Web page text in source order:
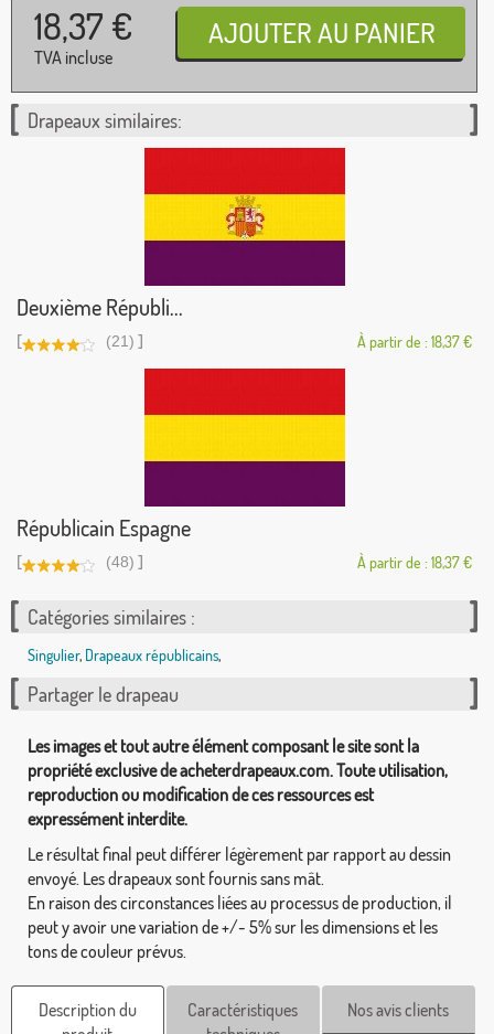
18,37 €
TVA incluse
Drapeaux similaires:
Deuxième Républi...
[ (21) ] À partir de : 18,37 €
Républicain Espagne
[ (48) ] À partir de : 18,37 €
Catégories similaires :
Singulier, Drapeaux républicains,
Partager le drapeau
Les images et tout autre élément composant le site sont la
propriété exclusive de acheterdrapeaux.com. Toute utilisation,
reproduction ou modification de ces ressources est
expressément interdite.
Le résultat final peut différer légèrement par rapport au dessin
envoyé. Les drapeaux sont fournis sans mât.
En raison des circonstances liées au processus de production, il
peut y avoir une variation de +/- 5% sur les dimensions et les
tons de couleur prévus.
Description du
Caractéristiques
Nos avis clients